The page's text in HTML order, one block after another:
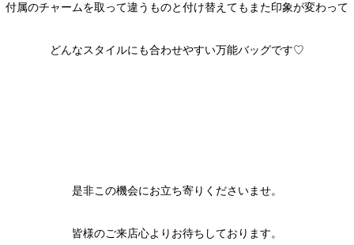
付属のチャームを取って違うものと付け替えてもまた印象が変わって
どんなスタイルにも合わせやすい万能バッグです♡
是非この機会にお立ち寄りくださいませ。
皆様のご来店心よりお待ちしております。